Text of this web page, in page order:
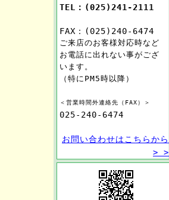
TEL：(025)241-2111
FAX：(025)240-6474
ご来店のお客様対応時など
お電話に出れない事がござ
います。
（特にPM5時以降）
＜営業時間外連絡先（FAX）＞
025-240-6474
お問い合わせはこちらから
> >